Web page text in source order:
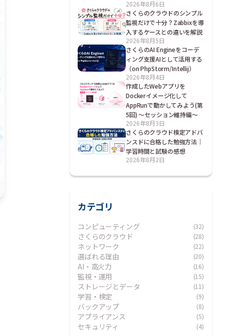
2026年8月6日
さくらのクラウドのシンプル
監視だけで十分？Zabbixを導
入するケースとの違いを解説
2026年8月5日
さくらのAI Engineをコーデ
ィング支援AIとして活用する
（on PhpStorm/Intellij）
2026年8月4日
作成したWebアプリを
Dockerイメージ化して
AppRunで動かしてみよう(第
5回) ～セッション維持編～
2026年8月3日
さくらのクラウド検定アドバ
ンスドに合格した勉強方法｜
学習時間と試験の感想
2026年8月2日
カテゴリ
コンピューティング (32)
さくらのクラウド (28)
ネットワーク (22)
選ばれる理由 (20)
AI・高火力 (16)
監視・運用 (15)
ストレージとデータ (11)
学習・検定 (9)
バックアップ (8)
アプライアンス (5)
セキュリティ (4)